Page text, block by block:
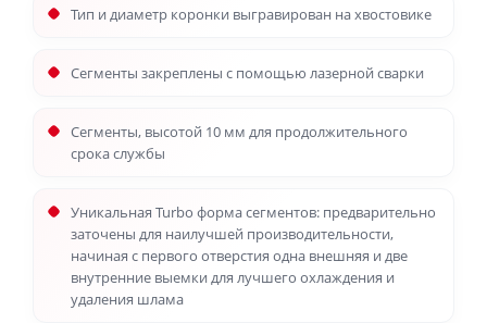
Тип и диаметр коронки выгравирован на хвостовике
Сегменты закреплены с помощью лазерной сварки
Сегменты, высотой 10 мм для продолжительного
срока службы
Уникальная Turbo форма сегментов: предварительно
заточены для наилучшей производительности,
начиная с первого отверстия одна внешняя и две
внутренние выемки для лучшего охлаждения и
удаления шлама